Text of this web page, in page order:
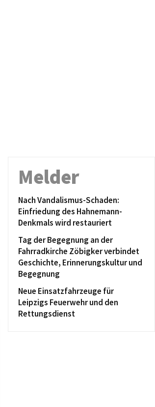
Melder
Nach Vandalismus-Schaden:
Einfriedung des Hahnemann-
Denkmals wird restauriert
Tag der Begegnung an der
Fahrradkirche Zöbigker verbindet
Geschichte, Erinnerungskultur und
Begegnung
Neue Einsatzfahrzeuge für
Leipzigs Feuerwehr und den
Rettungsdienst